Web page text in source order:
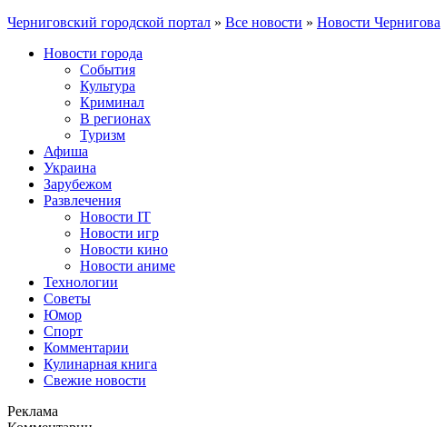
Черниговский городской портал » Все новости » Новости Чернигова
Новости города
События
Культура
Криминал
В регионах
Туризм
Афиша
Украина
Зарубежом
Развлечения
Новости IT
Новости игр
Новости кино
Новости аниме
Технологии
Советы
Юмор
Спорт
Комментарии
Кулинарная книга
Свежие новости
Реклама